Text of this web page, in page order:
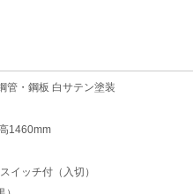
管・鋼板 白サテン塗装
1460mm
イッチ付（入切）